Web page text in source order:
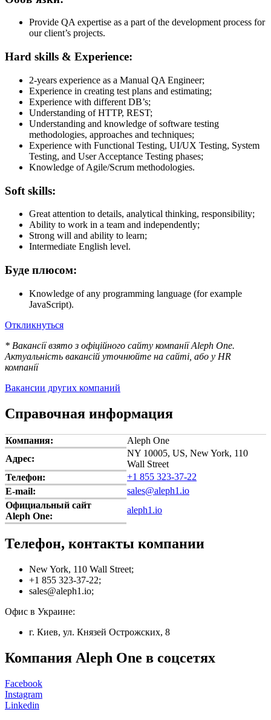
Provide QA expertise as a part of the development process for
our client’s projects.
Hard skills & Experience:
2-years experience as a Manual QA Engineer;
Experience in creating test plans and estimating;
Experience with different DB’s;
Understanding of HTTP, REST;
Understanding and knowledge of software testing
methodologies, approaches and techniques;
Experience with Functional Testing, UI/UX Testing, System
Testing, and User Acceptance Testing phases;
Knowledge of Agile/Scrum methodologies.
Soft skills:
Great attention to details, analytical thinking, responsibility;
Ability to work in a team and independently;
Strong will and ability to learn;
Intermediate English level.
Буде плюсом:
Knowledge of any programming language (for example
JavaScript).
Откликнуться
* Вакансії взято з офіційного сайту компанії Aleph One.
Актуальність вакансій уточнюйте на сайті, або у HR
компанії
Вакансии других компаний
Справочная информация
Компания:
Aleph One
Адрес:
NY 10005, US, New York, 110
Wall Street
Телефон:
+1 855 323-37-22
E-mail:
sales@aleph1.io
Официальный сайт
Aleph One:
aleph1.io
Телефон, контакты компании
New York, 110 Wall Street;
+1 855 323-37-22;
sales@aleph1.io;
Офис в Украине:
г. Киев, ул. Князей Острожских, 8
Компания Aleph One в соцсетях
Facebook
Instagram
Linkedin